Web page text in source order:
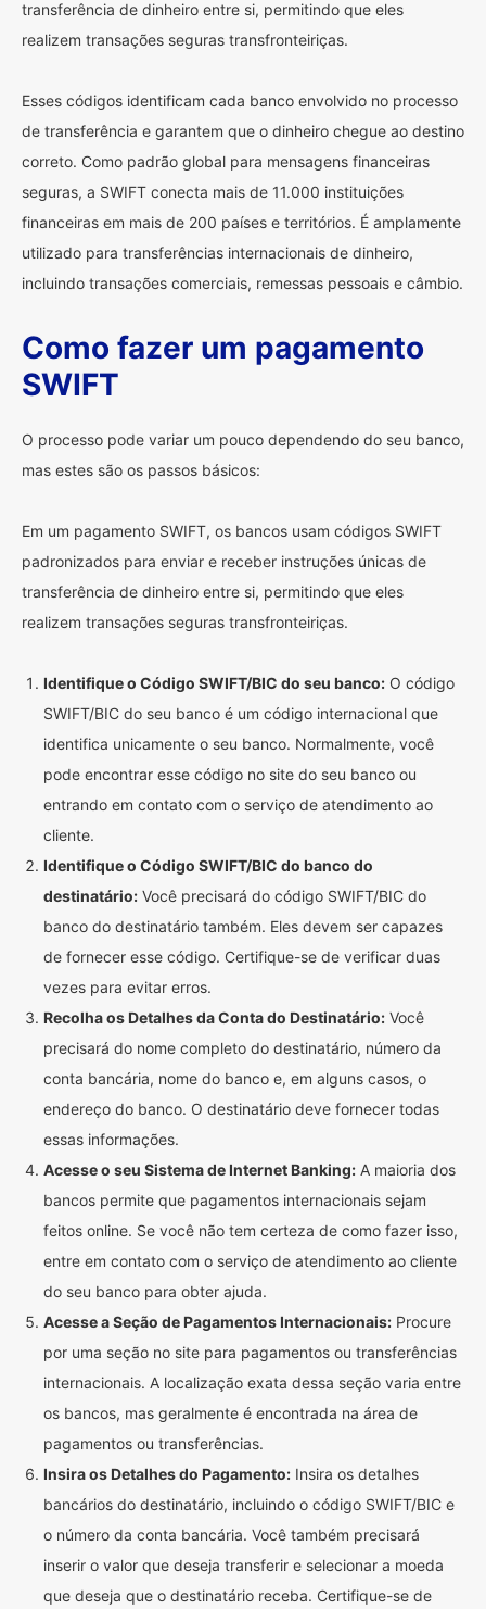
transferência de dinheiro entre si, permitindo que eles
realizem transações seguras transfronteiriças.
Esses códigos identificam cada banco envolvido no processo
de transferência e garantem que o dinheiro chegue ao destino
correto. Como padrão global para mensagens financeiras
seguras, a SWIFT conecta mais de 11.000 instituições
financeiras em mais de 200 países e territórios. É amplamente
utilizado para transferências internacionais de dinheiro,
incluindo transações comerciais, remessas pessoais e câmbio.
Como fazer um pagamento
SWIFT
O processo pode variar um pouco dependendo do seu banco,
mas estes são os passos básicos:
Em um pagamento SWIFT, os bancos usam códigos SWIFT
padronizados para enviar e receber instruções únicas de
transferência de dinheiro entre si, permitindo que eles
realizem transações seguras transfronteiriças.
Identifique o Código SWIFT/BIC do seu banco: O código
SWIFT/BIC do seu banco é um código internacional que
identifica unicamente o seu banco. Normalmente, você
pode encontrar esse código no site do seu banco ou
entrando em contato com o serviço de atendimento ao
cliente.
Identifique o Código SWIFT/BIC do banco do
destinatário: Você precisará do código SWIFT/BIC do
banco do destinatário também. Eles devem ser capazes
de fornecer esse código. Certifique-se de verificar duas
vezes para evitar erros.
Recolha os Detalhes da Conta do Destinatário: Você
precisará do nome completo do destinatário, número da
conta bancária, nome do banco e, em alguns casos, o
endereço do banco. O destinatário deve fornecer todas
essas informações.
Acesse o seu Sistema de Internet Banking: A maioria dos
bancos permite que pagamentos internacionais sejam
feitos online. Se você não tem certeza de como fazer isso,
entre em contato com o serviço de atendimento ao cliente
do seu banco para obter ajuda.
Acesse a Seção de Pagamentos Internacionais: Procure
por uma seção no site para pagamentos ou transferências
internacionais. A localização exata dessa seção varia entre
os bancos, mas geralmente é encontrada na área de
pagamentos ou transferências.
Insira os Detalhes do Pagamento: Insira os detalhes
bancários do destinatário, incluindo o código SWIFT/BIC e
o número da conta bancária. Você também precisará
inserir o valor que deseja transferir e selecionar a moeda
que deseja que o destinatário receba. Certifique-se de